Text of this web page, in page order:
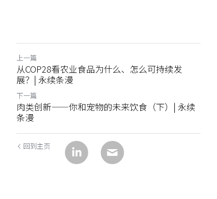
上一篇
从COP28看农业食品为什么、怎么可持续发
展？| 永续条漫
下一篇
肉类创新——你和宠物的未来饮食（下）| 永续
条漫
回到主页